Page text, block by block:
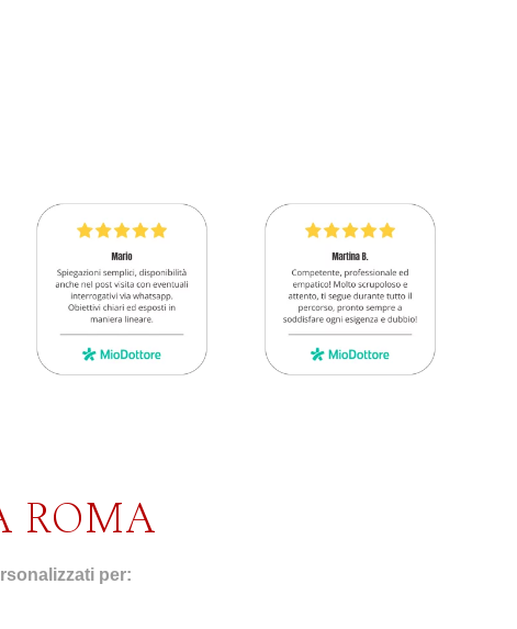
ROMA
per: